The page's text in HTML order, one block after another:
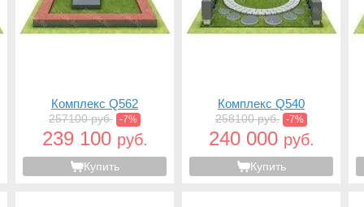
Комплекс Q562
257100 руб. -7%
239 100 руб.
Купить
Комплекс Q540
258100 руб. -7%
240 000 руб.
Купить